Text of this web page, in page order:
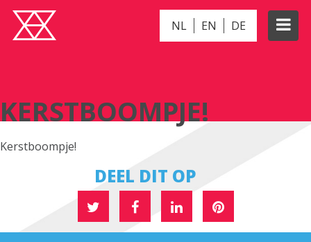
NL EN DE
KERSTBOOMPJE!
Kerstboompje!
DEEL DIT OP